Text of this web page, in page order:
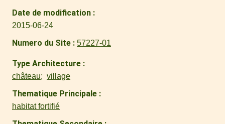
Date de modification
2015-06-24
Numero du Site 57227-01
Type Architecture
château village
Thematique Principale
habitat fortifié